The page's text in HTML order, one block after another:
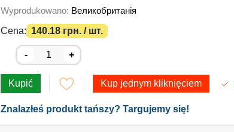
Wyprodukowano: Великобританія
Cena: 140.18 грн. / шт.
- +
Kupić Kup jednym kliknięciem
Znalazłeś produkt tańszy? Targujemy się!